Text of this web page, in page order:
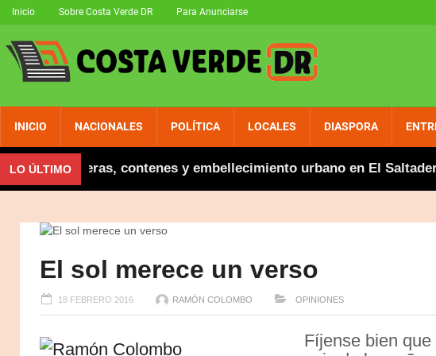
Inicio Sobre Costa Verde DR Para Anunciarse
INICIO NACIONALES POLÍTICA LOCALES DIASPORA
LO ÚLTIMOaceras, contenes y embellecimiento urbano en El Saltadero
El sol merece un verso
18 FEBRERO 2016 RAMÓN COLOMBO OPINIONES
Fíjense bien